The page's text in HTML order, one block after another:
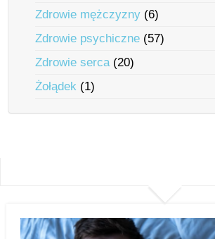
Zdrowie mężczyzny (6)
Zdrowie psychiczne (57)
Zdrowie serca(20)
Żołądek (1)